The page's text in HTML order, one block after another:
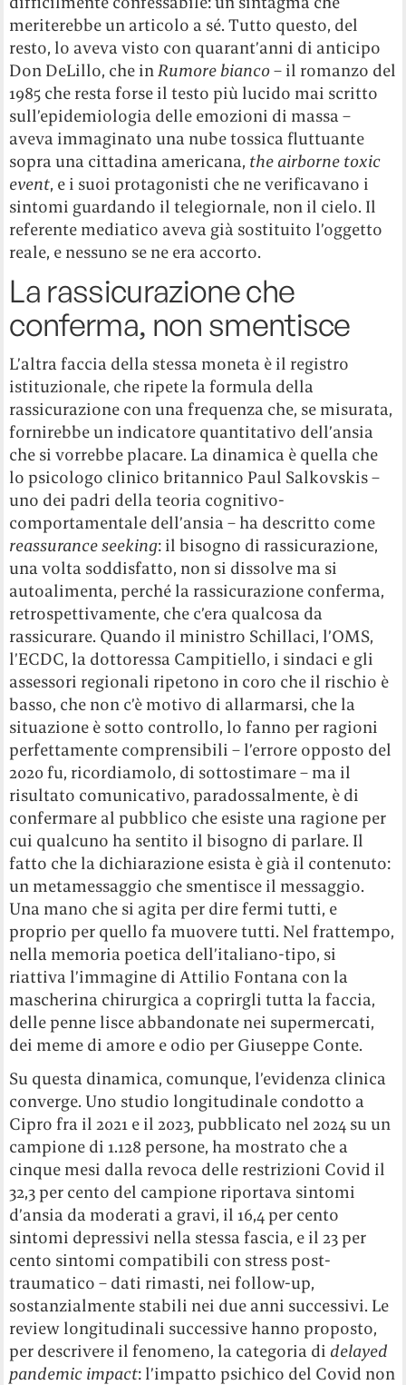
meriterebbe un articolo a sé. Tutto questo, del
resto, lo aveva visto con quarant’anni di anticipo
Don DeLillo, che inRumore bianco– il romanzo del
1985 che resta forse il testo più lucido mai scritto
sull’epidemiologia delle emozioni di massa –
aveva immaginato una nube tossica fluttuante
sopra una cittadina americana, the airborne toxic
event, e i suoi protagonisti che ne verificavano i
sintomi guardando il telegiornale, non il cielo. Il
referente mediatico aveva già sostituito l’oggetto
reale, e nessuno se ne era accorto.
La rassicurazione che
conferma, non smentisce
L’altra faccia della stessa moneta è il registro
istituzionale, che ripete la formula della
rassicurazione con una frequenza che, se misurata,
fornirebbe un indicatore quantitativo dell’ansia
che si vorrebbe placare. La dinamica è quella che
lo psicologo clinico britannico Paul Salkovskis –
uno dei padri della teoria cognitivo-
comportamentale dell’ansia – ha descritto come
reassurance seeking: il bisogno di rassicurazione,
una volta soddisfatto, non si dissolve ma si
autoalimenta, perché la rassicurazione conferma,
retrospettivamente, che c’era qualcosa da
rassicurare. Quando il ministro Schillaci, l’OMS,
l’ECDC, la dottoressa Campitiello, i sindaci e gli
assessori regionali ripetono in coro che il rischio è
basso, che non c’è motivo di allarmarsi, che la
situazione è sotto controllo, lo fanno per ragioni
perfettamente comprensibili – l’errore opposto del
2020 fu, ricordiamolo, di sottostimare – ma il
risultato comunicativo, paradossalmente, è di
confermare al pubblico che esiste una ragione per
cui qualcuno ha sentito il bisogno di parlare. Il
fatto che la dichiarazione esista è già il contenuto:
un metamessaggio che smentisce il messaggio.
Una mano che si agita per dire fermi tutti, e
proprio per quello fa muovere tutti. Nel frattempo,
nella memoria poetica dell’italiano-tipo, si
riattiva l’immagine di Attilio Fontana con la
mascherina chirurgica a coprirgli tutta la faccia,
delle penne lisce abbandonate nei supermercati,
dei meme di amore e odio per Giuseppe Conte.
Su questa dinamica, comunque, l’evidenza clinica
converge. Uno studio longitudinale condotto a
Cipro fra il 2021 e il 2023, pubblicato nel 2024 su un
campione di 1.128 persone, ha mostrato che a
cinque mesi dalla revoca delle restrizioni Covid il
32,3 per cento del campione riportava sintomi
d’ansia da moderati a gravi, il 16,4 per cento
sintomi depressivi nella stessa fascia, e il 23 per
cento sintomi compatibili con stress post-
traumatico – dati rimasti, nei follow-up,
sostanzialmente stabili nei due anni successivi. Le
review longitudinali successive hanno proposto,
per descrivere il fenomeno, la categoria di delayed
pandemic impact: l’impatto psichico del Covid non